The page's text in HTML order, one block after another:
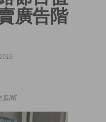
廣告階
新聞